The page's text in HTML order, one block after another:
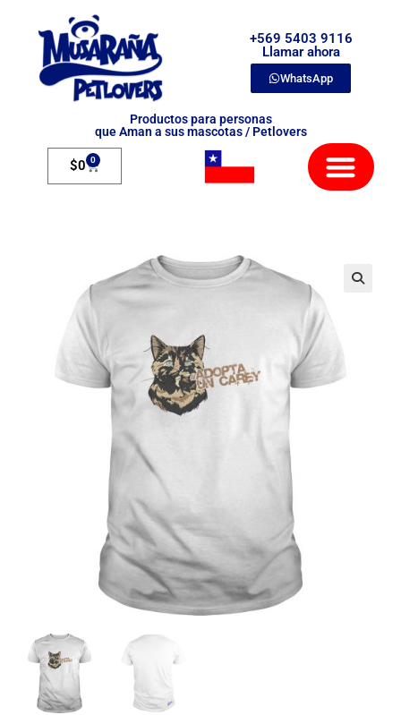
+569 5403 9116
Llamar ahora
WhatsApp
Productos para personas
que Aman a sus mascotas / Petlovers
$0 0